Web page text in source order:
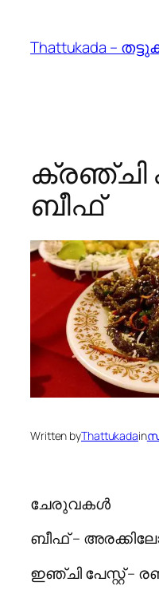
content
Thattukada –
ക്രഞ്ചി
ബീഫ്
Written byThattukadain
ചേരുവകള്‍
ബീഫ് –
ഇഞ്ചി പേസ്റ്റ് –